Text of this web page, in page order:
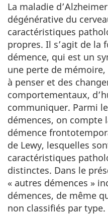
La maladie
dégénérative du
caractéristiques
propres. Il s’agit de la
démence, qui est un
une perte de
à penser et des
comportementaux,
communiquer. Parmi
démences, on compte
démence
de Lewy, lesquelles
caractéristiques
distinctes. Dans le
« autres démences »
démences, de même
non classifiés par type.